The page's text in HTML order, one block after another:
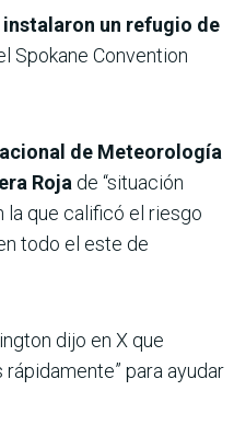
instalaron un refugio de
Spokane Convention
de Meteorología
Roja de “situación
la que calificó el riesgo
todo el este de
dijo en X que
para ayudar